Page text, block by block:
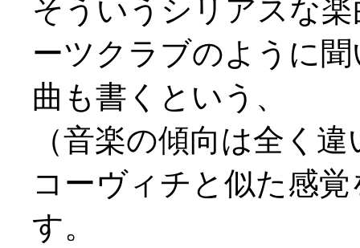
そういうシリアスな
ーツクラブのように
曲も書くという、
（音楽の傾向は全く
コーヴィチと似た感
す。